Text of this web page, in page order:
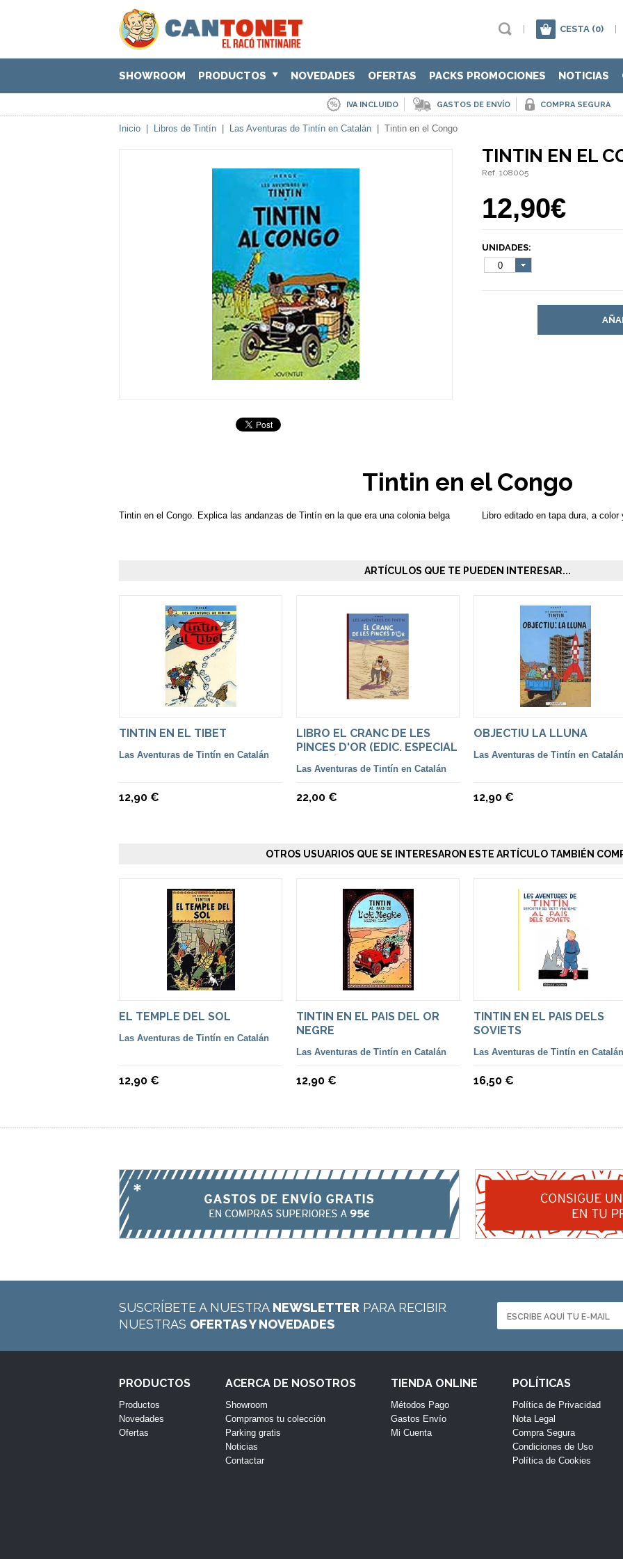
CESTA (0)
SHOWROOM PRODUCTOS NOVEDADES OFERTAS PACKS PROMOCIONES NOTICIAS
IVA INCLUIDO GASTOS DE ENVÍO COMPRA SEGURA
Inicio Libros de Tintín Las Aventuras de Tintín en Catalán Tintin en el Congo
TINTIN EN EL
Ref. 108005
12,90€
UNIDADES:
0
Tintin en el Congo
Tintin en el Congo. Explica las andanzas de Tintín en la que era una colonia belga Libro editado en tapa dura, a
ARTÍCULOS QUE TE PUEDEN INTERESAR...
TINTIN EN EL TIBET
Las Aventuras de Tintín en Catalán
12,90 €
LIBRO EL CRANC DE LES
PINCES D'OR (EDIC. ESPECIAL
Las Aventuras de Tintín en Catalán
22,00 €
OBJECTIU LA LLUNA
Las Aventuras de Tintín en Catalán
12,90 €
OTROS USUARIOS QUE SE INTERESARON ESTE ARTÍCULO TAMBIÉN
EL TEMPLE DEL SOL
Las Aventuras de Tintín en Catalán
12,90 €
TINTIN EN EL PAIS DEL OR
NEGRE
Las Aventuras de Tintín en Catalán
12,90 €
TINTIN EN EL PAIS DELS
SOVIETS
Las Aventuras de Tintín en Catalán
16,50 €
SUSCRÍBETE A NUESTRA NEWSLETTER PARA RECIBIR
NUESTRAS OFERTAS Y NOVEDADES
PRODUCTOS
Productos
Novedades
Ofertas
ACERCA DE NOSOTROS
Showroom
Compramos tu colección
Parking gratis
Noticias
Contactar
TIENDA ONLINE
Métodos Pago
Gastos Envío
Mi Cuenta
POLÍTICAS
Política de Privacidad
Nota Legal
Compra Segura
Condiciones de Uso
Política de Cookies